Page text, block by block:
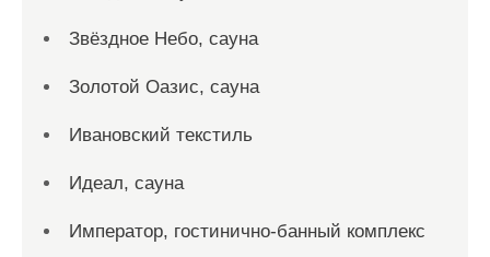
Звёздное Небо, сауна
Золотой Оазис, сауна
Ивановский текстиль
Идеал, сауна
Император, гостинично-банный комплекс